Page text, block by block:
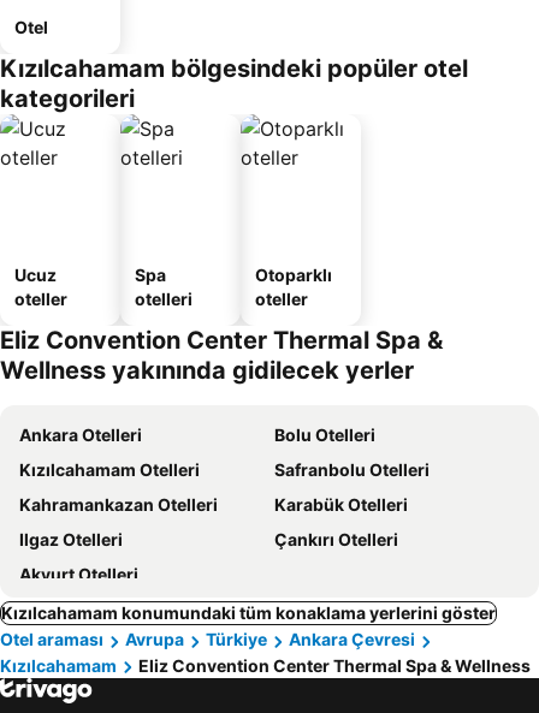
Otel
Kızılcahamam bölgesindeki popüler otel
kategorileri
Ucuz
oteller
Spa
otelleri
Otoparklı
oteller
Eliz Convention Center Thermal Spa &
Wellness yakınında gidilecek yerler
Ankara Otelleri
Bolu Otelleri
Kızılcahamam Otelleri
Safranbolu Otelleri
Kahramankazan Otelleri
Karabük Otelleri
Ilgaz Otelleri
Çankırı Otelleri
Akyurt Otelleri
Kızılcahamam konumundaki tüm konaklama yerlerini göster
Otel araması
Avrupa Türkiye
Ankara Çevresi
Kızılcahamam
Eliz Convention Center Thermal Spa & Wellness